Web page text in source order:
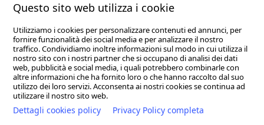
Fai una donazione Streaming
Questo sito web utilizza i cookie
Utilizziamo i cookies per personalizzare contenuti ed annunci, per
fornire funzionalità dei social media e per analizzare il nostro
traffico. Condividiamo inoltre informazioni sul modo in cui utilizza il
nostro sito con i nostri partner che si occupano di analisi dei dati
web, pubblicità e social media, i quali potrebbero combinarle con
altre informazioni che ha fornito loro o che hanno raccolto dal suo
utilizzo dei loro servizi. Acconsenta ai nostri cookies se continua ad
utilizzare il nostro sito web.
Dettagli cookies policy Privacy Policy completa